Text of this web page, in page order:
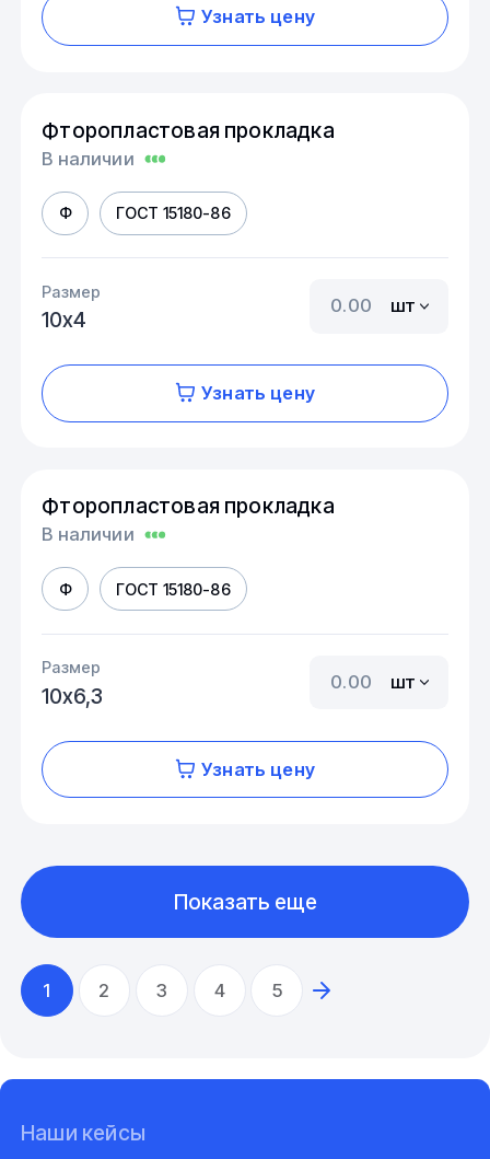
Узнать цену
Фторопластовая прокладка
В наличии
Ф ГОСТ 15180-86
Размер
10х4
шт
Узнать цену
Фторопластовая прокладка
В наличии
Ф ГОСТ 15180-86
Размер
10х6,3
шт
Узнать цену
1 2 3 4 5
Показать еще
Наши кейсы